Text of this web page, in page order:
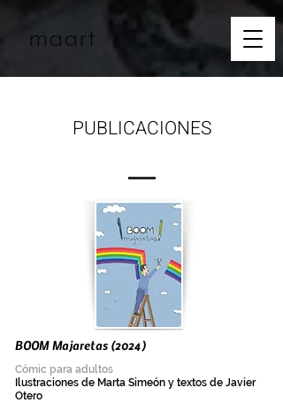
maart
PUBLICACIONES
BOOM Majaretas (2024)
Cómic para adultos
Ilustraciones de Marta Simeón y textos de Javier
Otero